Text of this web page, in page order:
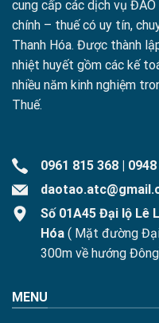
cung cấp các dịch vụ
chính – thuế có uy tín,
Thanh Hóa. Được thành
nhiệt huyết gồm các kế
nhiều năm kinh nghiệm
Thuế.
0961 815 368 |
Số 01A45 Đại lộ Lê
Hóa ( Mặt đường
300m về hướng
MENU